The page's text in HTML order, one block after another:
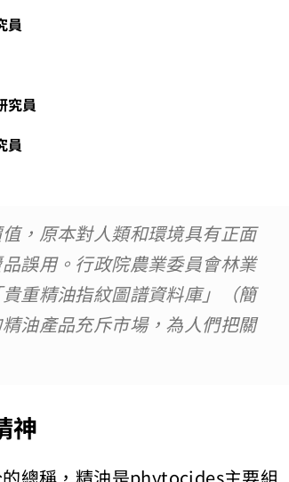
員
員
，原本對人類和環境具有正面
誤用。行政院農業委員會林業
重精油指紋圖譜資料庫」（簡
油產品充斥市場，為人們把關